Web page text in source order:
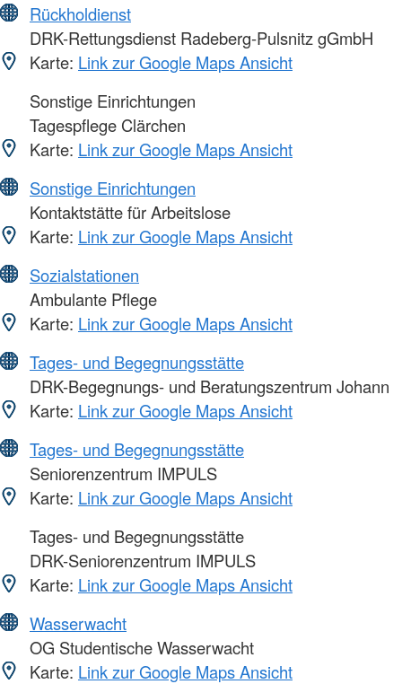
Rückholdienst
DRK-Rettungsdienst Radeberg-Pulsnitz gGmbH
Karte: Link zur Google Maps Ansicht
Sonstige Einrichtungen
Tagespflege Clärchen
Karte: Link zur Google Maps Ansicht
Sonstige Einrichtungen
Kontaktstätte für Arbeitslose
Karte: Link zur Google Maps Ansicht
Sozialstationen
Ambulante Pflege
Karte: Link zur Google Maps Ansicht
Tages- und Begegnungsstätte
DRK-Begegnungs- und Beratungszentrum Johann
Karte: Link zur Google Maps Ansicht
Tages- und Begegnungsstätte
Seniorenzentrum IMPULS
Karte: Link zur Google Maps Ansicht
Tages- und Begegnungsstätte
DRK-Seniorenzentrum IMPULS
Karte: Link zur Google Maps Ansicht
Wasserwacht
OG Studentische Wasserwacht
Karte: Link zur Google Maps Ansicht